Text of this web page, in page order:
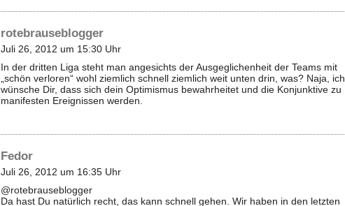
rotebrauseblogger
Juli 26, 2012 um 15:30 Uhr
In der dritten Liga steht man angesichts der Ausgeglichenheit der Teams mit
„schön verloren“ wohl ziemlich schnell ziemlich weit unten drin, was? Naja, ich
wünsche Dir, dass sich dein Optimismus bewahrheitet und die Konjunktive zu
manifesten Ereignissen werden.
Fedor
Juli 26, 2012 um 16:35 Uhr
@rotebrauseblogger
Da hast Du natürlich recht, das kann schnell gehen. Wir haben in den letzten